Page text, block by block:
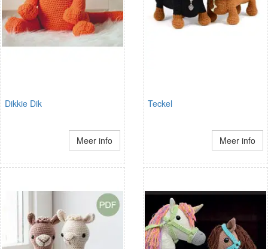
Dikkie Dik
Meer info
Teckel
Meer info